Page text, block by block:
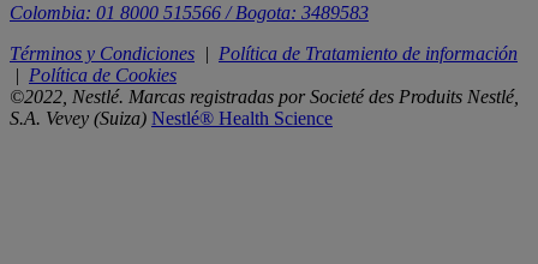
Colombia: 01 8000 515566 / Bogota: 3489583
Términos y Condiciones | Política de Tratamiento de información
| Política de Cookies
©2022, Nestlé. Marcas registradas por Societé des Produits Nestlé,
S.A. Vevey (Suiza) Nestlé® Health Science